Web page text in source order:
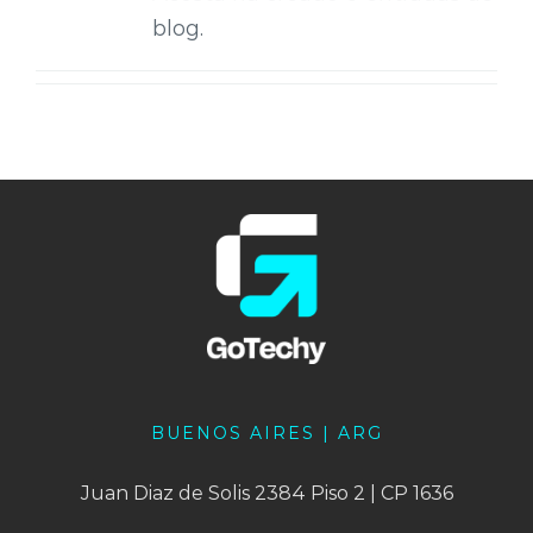
blog.
BUENOS AIRES | ARG
Juan Diaz de Solis 2384 Piso 2 | CP 1636